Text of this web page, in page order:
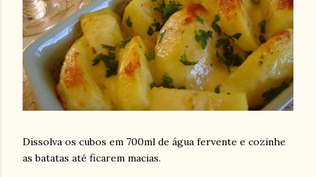
Dissolva os cubos em 700ml de água fervente e cozinhe
as batatas até ficarem macias.